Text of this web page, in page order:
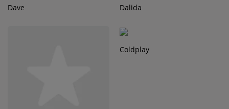
Dave Dalida
Coldplay